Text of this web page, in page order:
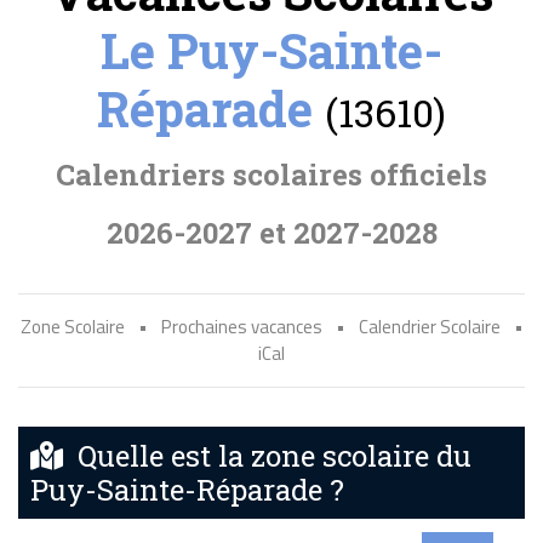
Le Puy-Sainte-
Réparade (13610)
Calendriers scolaires officiels
2026-2027 et 2027-2028
Zone Scolaire • Prochaines vacances • Calendrier Scolaire
•
iCal
Quelle est la zone scolaire du
Puy-Sainte-Réparade ?